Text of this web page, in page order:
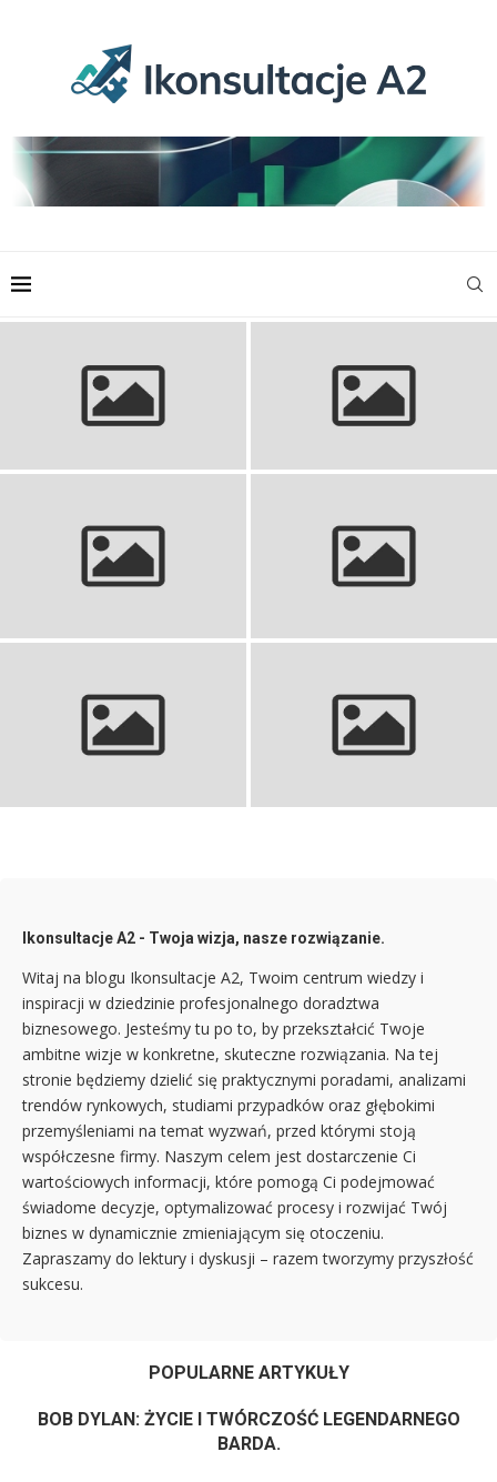
Jackie Chan: Filmy, kariera i
Bob Dylan: Życie i twórczość
Giovanni Trapattoni:
Ikonsultacje A2 - Twoja wizja, nasze rozwiązanie.
Witaj na blogu Ikonsultacje A2, Twoim centrum wiedzy i
inspiracji w dziedzinie profesjonalnego doradztwa
biznesowego. Jesteśmy tu po to, by przekształcić Twoje
ambitne wizje w konkretne, skuteczne rozwiązania. Na tej
stronie będziemy dzielić się praktycznymi poradami, analizami
trendów rynkowych, studiami przypadków oraz głębokimi
przemyśleniami na temat wyzwań, przed którymi stoją
współczesne firmy. Naszym celem jest dostarczenie Ci
wartościowych informacji, które pomogą Ci podejmować
świadome decyzje, optymalizować procesy i rozwijać Twój
biznes w dynamicznie zmieniającym się otoczeniu.
Zapraszamy do lektury i dyskusji – razem tworzymy przyszłość
sukcesu.
POPULARNE ARTYKUŁY
BOB DYLAN: ŻYCIE I TWÓRCZOŚĆ LEGENDARNEGO
BARDA.